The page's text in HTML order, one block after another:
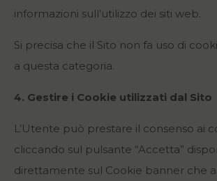
informazioni sull’utilizzo dei siti web.
Si precisa che il Sito non fa uso di
a questa categoria.
4. Gestire i Cookie utilizzati dal Sito
L’Utente può prestare il consenso ai
cliccando sul pulsante “Accetta”
direttamente sul Cookie banner che